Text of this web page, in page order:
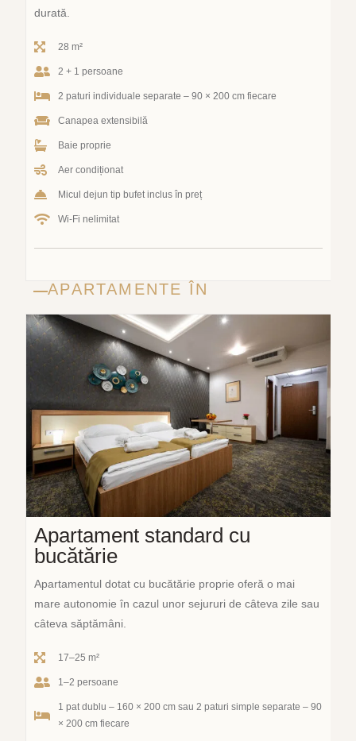
durată.
28 m²
2 + 1 persoane
2 paturi individuale separate – 90 × 200 cm fiecare
Canapea extensibilă
Baie proprie
Aer condiționat
Micul dejun tip bufet inclus în preț
Wi-Fi nelimitat
APARTAMENTE ÎN
Apartament standard cu
bucătărie
Apartamentul dotat cu bucătărie proprie oferă o mai
mare autonomie în cazul unor sejururi de câteva zile sau
câteva săptămâni.
17–25 m²
1–2 persoane
1 pat dublu – 160 × 200 cm sau 2 paturi simple separate – 90
× 200 cm fiecare